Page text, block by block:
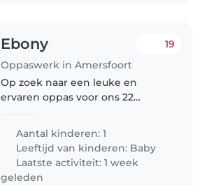
Ebony
Oppaswerk in Amersfoort
19
Op zoek naar een leuke en
ervaren oppas voor ons 22
de eerste keer om een dag van
ongeveer 1500 tot 1700. Dit
houdt in lekker samen fruit eten
en spelen..
Aantal kinderen: 1
Leeftijd van kinderen: Baby
Laatste activiteit: 1 week
geleden